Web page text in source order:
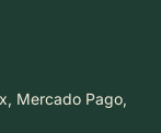
Mercado Pago,